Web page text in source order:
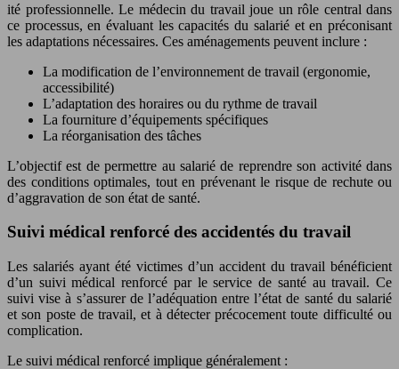
ité professionnelle. Le médecin du travail joue un rôle central dans
ce processus, en évaluant les capacités du salarié et en préconisant
les adaptations nécessaires. Ces aménagements peuvent inclure :
La modification de l’environnement de travail (ergonomie,
accessibilité)
L’adaptation des horaires ou du rythme de travail
La fourniture d’équipements spécifiques
La réorganisation des tâches
L’objectif est de permettre au salarié de reprendre son activité dans
des conditions optimales, tout en prévenant le risque de rechute ou
d’aggravation de son état de santé.
Suivi médical renforcé des accidentés du travail
Les salariés ayant été victimes d’un accident du travail bénéficient
d’un suivi médical renforcé par le service de santé au travail. Ce
suivi vise à s’assurer de l’adéquation entre l’état de santé du salarié
et son poste de travail, et à détecter précocement toute difficulté ou
complication.
Le suivi médical renforcé implique généralement :